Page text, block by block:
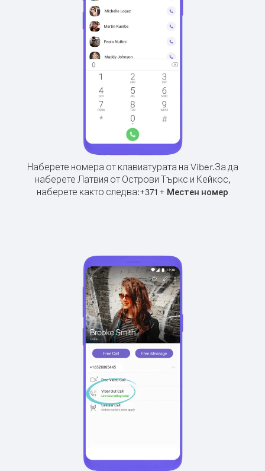
Наберете номера от клавиатурата на Viber.За да
наберете Латвия от Острови Търкс и Кейкос,
наберете както следва:+371 + Местен номер